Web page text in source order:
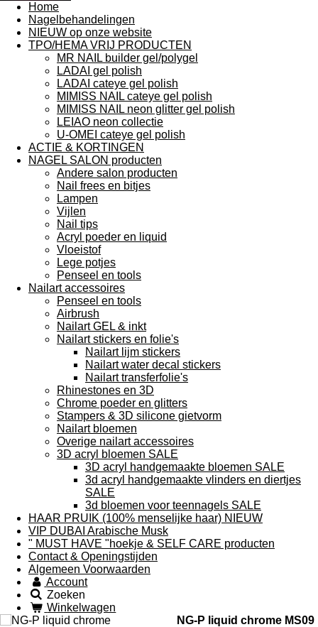
Home
Nagelbehandelingen
NIEUW op onze website
TPO/HEMA VRIJ PRODUCTEN
MR NAIL builder gel/polygel
LADAI gel polish
LADAI cateye gel polish
MIMISS NAIL cateye gel polish
MIMISS NAIL neon glitter gel polish
LEIAO neon collectie
U-OMEI cateye gel polish
ACTIE & KORTINGEN
NAGEL SALON producten
Andere salon producten
Nail frees en bitjes
Lampen
Vijlen
Nail tips
Acryl poeder en liquid
Vloeistof
Lege potjes
Penseel en tools
Nailart accessoires
Penseel en tools
Airbrush
Nailart GEL & inkt
Nailart stickers en folie's
Nailart lijm stickers
Nailart water decal stickers
Nailart transferfolie's
Rhinestones en 3D
Chrome poeder en glitters
Stampers & 3D silicone gietvorm
Nailart bloemen
Overige nailart accessoires
3D acryl bloemen SALE
3D acryl handgemaakte bloemen SALE
3d acryl handgemaakte vlinders en diertjes
SALE
3d bloemen voor teennagels SALE
HAAR PRUIK (100% menselijke haar) NIEUW
VIP DUBAI Arabische Musk
" MUST HAVE "hoekje & SELF CARE producten
Contact & Openingstijden
Algemeen Voorwaarden
Account
Zoeken
Winkelwagen
NG-P liquid chrome MS09